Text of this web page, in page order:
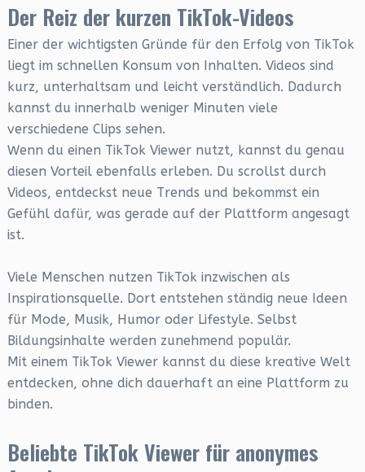
Der Reiz der kurzen TikTok-Videos
Einer der wichtigsten Gründe für den Erfolg von TikTok
liegt im schnellen Konsum von Inhalten. Videos sind
kurz, unterhaltsam und leicht verständlich. Dadurch
kannst du innerhalb weniger Minuten viele
verschiedene Clips sehen.
Wenn du einen TikTok Viewer nutzt, kannst du genau
diesen Vorteil ebenfalls erleben. Du scrollst durch
Videos, entdeckst neue Trends und bekommst ein
Gefühl dafür, was gerade auf der Plattform angesagt
ist.
Viele Menschen nutzen TikTok inzwischen als
Inspirationsquelle. Dort entstehen ständig neue Ideen
für Mode, Musik, Humor oder Lifestyle. Selbst
Bildungsinhalte werden zunehmend populär.
Mit einem TikTok Viewer kannst du diese kreative Welt
entdecken, ohne dich dauerhaft an eine Plattform zu
binden.
Beliebte TikTok Viewer für anonymes